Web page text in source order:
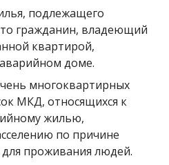
подлежащего
гражданин, владеющий
квартирой,
доме.
многоквартирных
МКД, относящихся к
жилью,
по причине
проживания людей.